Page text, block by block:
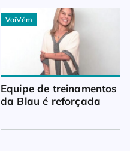
VaiVém
Equipe de treinamentos
da Blau é reforçada